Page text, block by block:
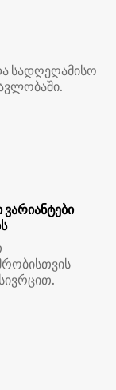
სადღეღამისო
ვარიანტები